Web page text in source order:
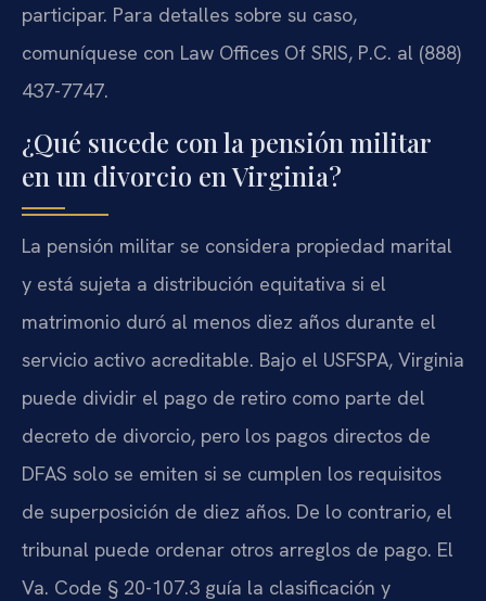
participar. Para detalles sobre su caso,
comuníquese con Law Offices Of SRIS, P.C. al (888)
437-7747.
¿Qué sucede con la pensión militar
en un divorcio en Virginia?
La pensión militar se considera propiedad marital
y está sujeta a distribución equitativa si el
matrimonio duró al menos diez años durante el
servicio activo acreditable. Bajo el USFSPA, Virginia
puede dividir el pago de retiro como parte del
decreto de divorcio, pero los pagos directos de
DFAS solo se emiten si se cumplen los requisitos
de superposición de diez años. De lo contrario, el
tribunal puede ordenar otros arreglos de pago. El
Va. Code § 20-107.3 guía la clasificación y